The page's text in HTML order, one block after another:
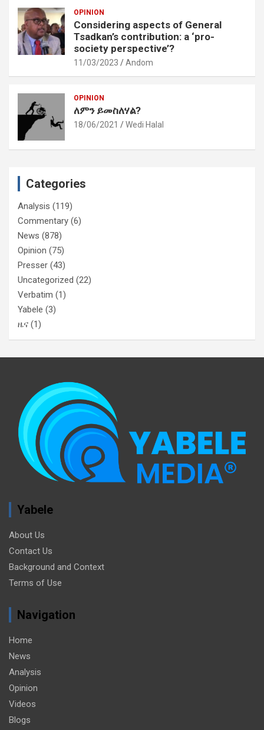
OPINION
Considering aspects of General
Tsadkan’s contribution: a ‘pro-
society perspective’?
11/03/2023 Andom
OPINION
ለምን ይመስለሃል?
18/06/2021 Wedi Halal
Categories
Analysis (119)
Commentary (6)
News (878)
Opinion (75)
Presser (43)
Uncategorized (22)
Verbatim (1)
Yabele (3)
ዜና (1)
Yabele
About Us
Contact Us
Background and Context
Terms of Use
Navigation
Home
News
Analysis
Opinion
Videos
Blogs